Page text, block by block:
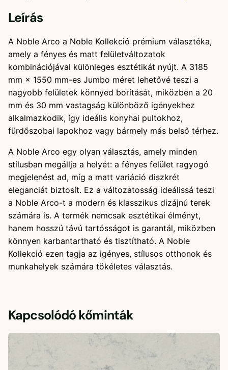
Leírás
A Noble Arco a Noble Kollekció prémium választéka,
amely a fényes és matt felületváltozatok
kombinációjával különleges esztétikát nyújt. A 3185
mm × 1550 mm-es Jumbo méret lehetővé teszi a
nagyobb felületek könnyed borítását, miközben a 20
mm és 30 mm vastagság különböző igényekhez
alkalmazkodik, így ideális konyhai pultokhoz,
fürdőszobai lapokhoz vagy bármely más belső térhez.
A Noble Arco egy olyan választás, amely minden
stílusban megállja a helyét: a fényes felület ragyogó
megjelenést ad, míg a matt variáció diszkrét
eleganciát biztosít. Ez a változatosság ideálissá teszi
a Noble Arco-t a modern és klasszikus dizájnú terek
számára is. A termék nemcsak esztétikai élményt,
hanem hosszú távú tartósságot is garantál, miközben
könnyen karbantartható és tisztítható. A Noble
Kollekció ezen tagja az igényes, stílusos otthonok és
munkahelyek számára tökéletes választás.
Kapcsolódó kőminták